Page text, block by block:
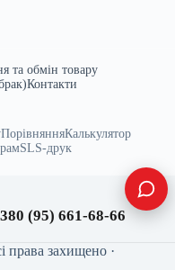
та обмін товару
Контакти
ПорівнянняКалькулятор
SLS-друк
(95) 661-68-66
захищено ·